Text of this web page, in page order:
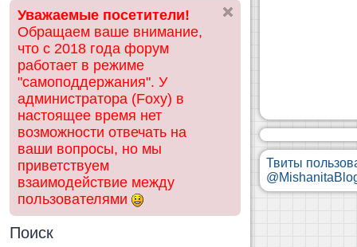
Уважаемые посетители!
Обращаем ваше внимание,
что с 2018 года форум
работает в режиме
"самоподдержания". У
администратора (Foxy) в
настоящее время нет
возможности отвечать на
ваши вопросы, но мы
приветствуем
взаимодействие между
пользователями
Поиск
Твиты